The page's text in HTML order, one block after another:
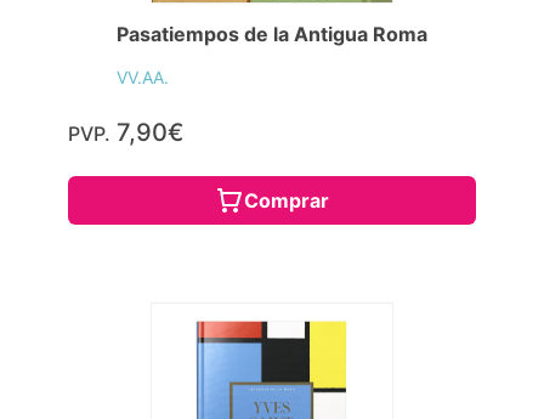
Pasatiempos de la Antigua Roma
VV.AA.
PVP. 7,90€
Comprar